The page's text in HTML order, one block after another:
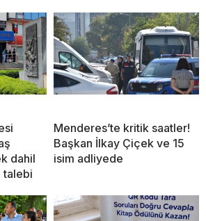
dahil
talebi
Menderes’te kritik saatler!
Başkan İlkay Çiçek ve 15
isim adliyede